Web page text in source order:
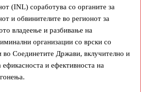
(INL) соработува со органите за
и обвинителите во регионот за
владеење и разбивање на
организации со врски со
во Соединетите Држави, вклучително и
и ефективноста на